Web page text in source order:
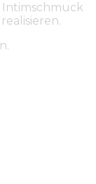
Intimschmuck